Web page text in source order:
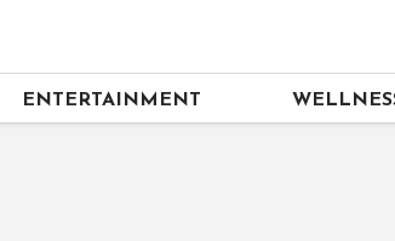
ENTERTAINMENT